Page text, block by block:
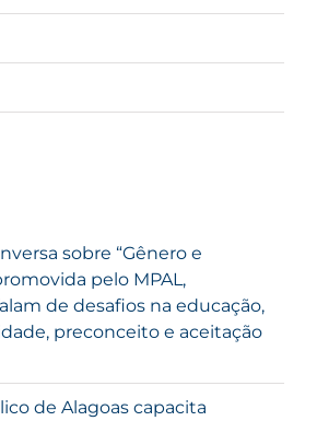
sobre “Gênero e
pelo MPAL,
de desafios na educação,
preconceito e aceitação
de Alagoas capacita